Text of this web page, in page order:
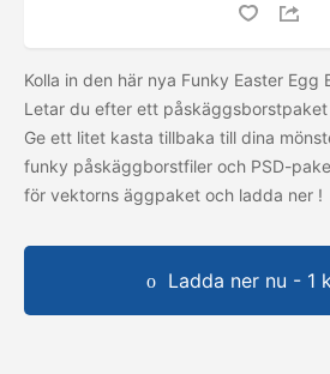
Kolla in den här nya Funky Easter Egg
Letar du efter ett
Ge ett litet kasta tillbaka till dina
funky påskäggborstfiler och PSD-
för vektorns äggpaket och ladda ner !
Ladda ner nu - 1